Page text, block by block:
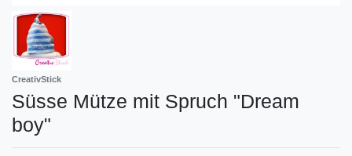
CreativStick
Süsse Mütze mit Spruch "Dream
boy"